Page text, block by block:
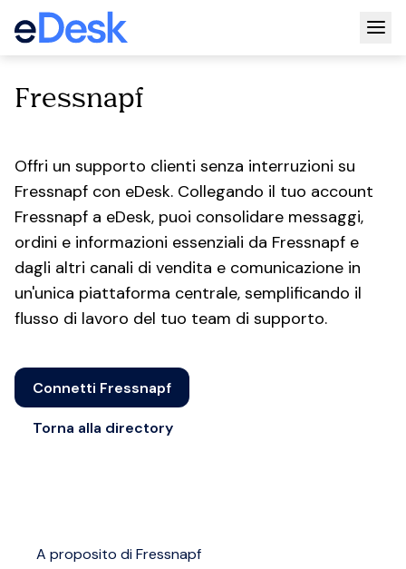
Fressnapf
Offri un supporto clienti senza interruzioni su
Fressnapf con eDesk. Collegando il tuo account
Fressnapf a eDesk, puoi consolidare messaggi,
ordini e informazioni essenziali da Fressnapf e
dagli altri canali di vendita e comunicazione in
un'unica piattaforma centrale, semplificando il
flusso di lavoro del tuo team di supporto.
Connetti Fressnapf
Torna alla directory
A proposito di Fressnapf